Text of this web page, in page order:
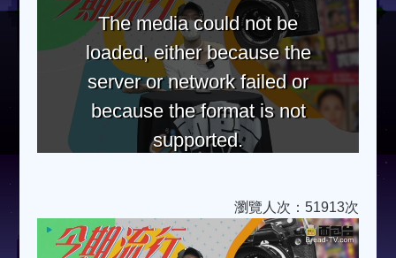
The media could not be
loaded, either because the
server or network failed or
because the format is not
supported.
瀏覽人次：51913次